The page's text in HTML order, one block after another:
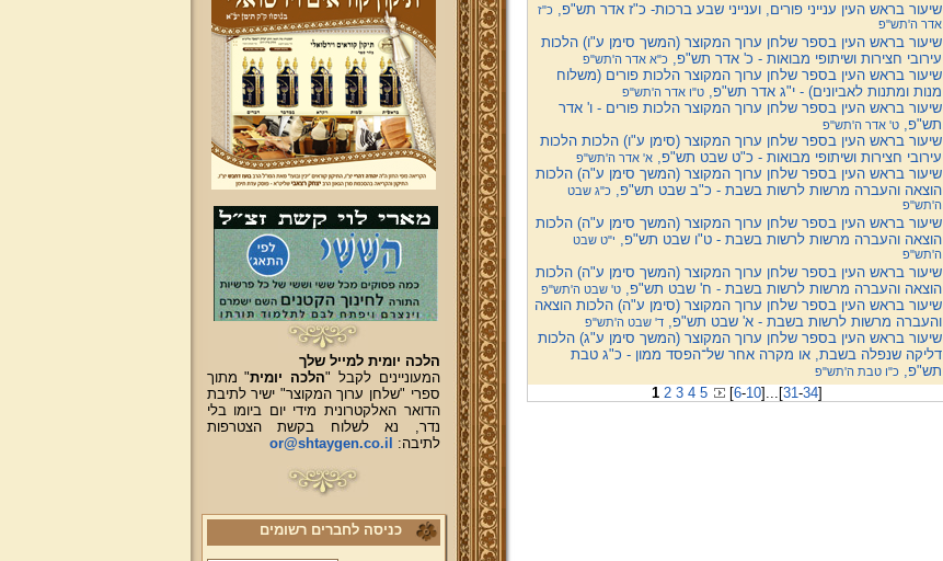
שיעור בראש העין ענייני פורים, וענייני שבע ברכות- כ"ז אדר תש"פ,כ"ז
אדר ה'תש"פ
שיעור בראש העין בספר שלחן ערוך המקוצר (המשך סימן ע"ו) הלכות
עירובי חצירות ושיתופי מבואות - כ' אדר תש"פ,כ"א אדר ה'תש"פ
שיעור בראש העין בספר שלחן ערוך המקוצר הלכות פורים (משלוח
מנות ומתנות לאביונים) - י"ג אדר תש"פ,ט"ו אדר ה'תש"פ
שיעור בראש העין בספר שלחן ערוך המקוצר הלכות פורים - ו' אדר
תש"פ,ט' אדר ה'תש"פ
שיעור בראש העין בספר שלחן ערוך המקוצר (סימן ע"ו) הלכות הלכות
עירובי חצירות ושיתופי מבואות - כ"ט שבט תש"פ,א' אדר ה'תש"פ
שיעור בראש העין בספר שלחן ערוך המקוצר (המשך סימן ע"ה) הלכות
הוצאה והעברה מרשות לרשות בשבת - כ"ב שבט תש"פ,כ"ג שבט
ה'תש"פ
שיעור בראש העין בספר שלחן ערוך המקוצר (המשך סימן ע"ה) הלכות
הוצאה והעברה מרשות לרשות בשבת - ט"ו שבט תש"פ, י"ט שבט
ה'תש"פ
שיעור בראש העין בספר שלחן ערוך המקוצר (המשך סימן ע"ה) הלכות
הוצאה והעברה מרשות לרשות בשבת - ח' שבט תש"פ,ט' שבט ה'תש"פ
שיעור בראש העין בספר שלחן ערוך המקוצר (סימן ע"ה) הלכות הוצאה
והעברה מרשות לרשות בשבת - א' שבט תש"פ,ד' שבט ה'תש"פ
שיעור בראש העין בספר שלחן ערוך המקוצר (המשך סימן ע"ג) הלכות
דליקה שנפלה בשבת, או מקרה אחר של־הפסד ממון - כ"ג טבת
תש"פ,כ"ו טבת ה'תש"פ
1 2 3 4 5 [6-10] ... [31-34]
הלכה יומית למייל שלך
המעוניינים לקבל "הלכה יומית" מתוך
ספרי "שלחן ערוך המקוצר" ישיר לתיבת
הדואר האלקטרונית מידי יום ביומו בלי
נדר, נא לשלוח בקשת הצטרפות
לתיבה:
or@shtaygen.co.il
כניסה לחברים רשומים